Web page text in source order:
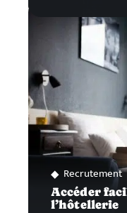
Recrutement
Accéder
l’hôtellerie